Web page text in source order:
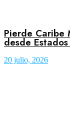
Pierde Caribe
desde
20 julio, 2026